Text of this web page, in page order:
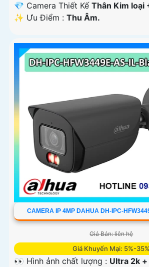
💎 Camera Thiết Kế Thân Kim loại
️✨ Ưu Điểm : Thu Âm.
CAMERA IP 4MP DAHUA DH-IPC-
Giá Bán: liên hệ
Giá Khuyến Mại: 5%-35%
👀 Hình ảnh chất lượng : Ultra 2k +